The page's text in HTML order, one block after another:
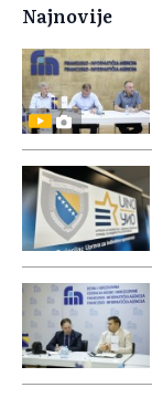
Najnovije